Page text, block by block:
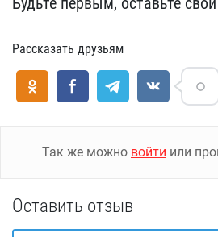
Рассказать друзьям
Так же можно войти или
Оставить отзыв